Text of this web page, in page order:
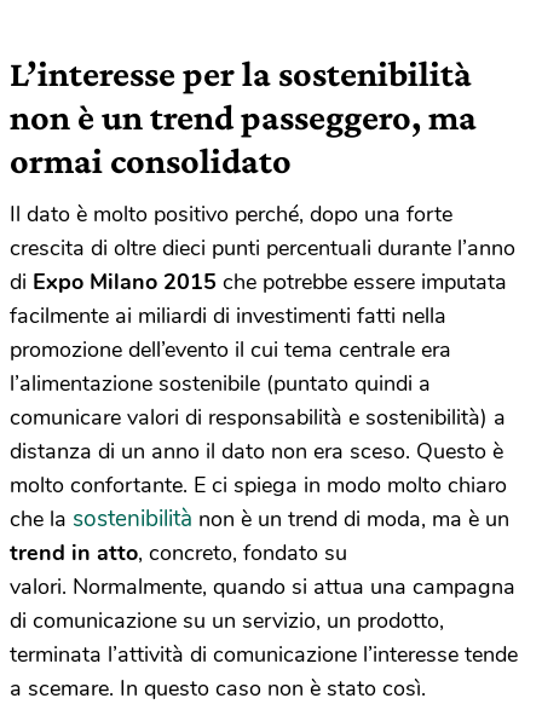
L’interesse per la sostenibilità
non è un trend passeggero, ma
ormai consolidato
Il dato è molto positivo perché, dopo una forte
crescita di oltre dieci punti percentuali durante l’anno
di Expo Milano 2015 che potrebbe essere imputata
facilmente ai miliardi di investimenti fatti nella
promozione dell’evento il cui tema centrale era
l’alimentazione sostenibile (puntato quindi a
comunicare valori di responsabilità e sostenibilità) a
distanza di un anno il dato non era sceso. Questo è
molto confortante. E ci spiega in modo molto chiaro
che la sostenibilità non è un trend di moda, ma è un
trend in atto, concreto, fondato su
valori. Normalmente, quando si attua una campagna
di comunicazione su un servizio, un prodotto,
terminata l’attività di comunicazione l’interesse tende
a scemare. In questo caso non è stato così.